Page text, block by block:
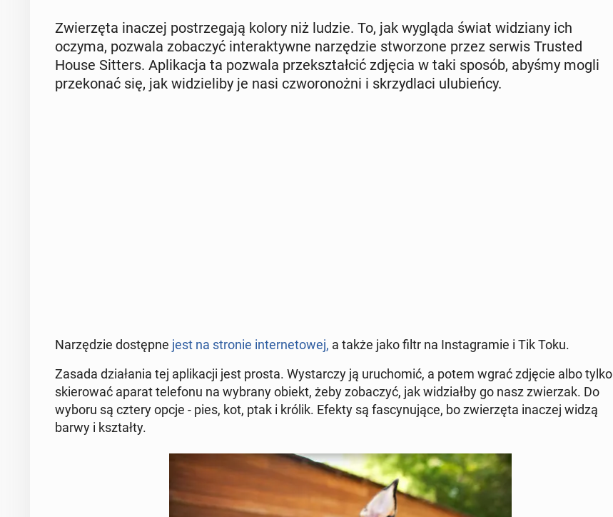
Zwie­rzę­ta inaczej po­strze­ga­ją kolory niż ludzie. To, jak wygląda świat wi­dzia­ny ich
oczyma, pozwala zo­ba­czyć in­te­rak­tyw­ne na­rzę­dzie stwo­rzo­ne przez serwis Trusted
House Sitters. Apli­ka­cja ta pozwala prze­kształ­cić zdjęcia w taki sposób, abyśmy mogli
prze­ko­nać się, jak wi­dzie­li­by je nasi czwo­ro­noż­ni i skrzy­dla­ci ulu­bień­cy.
Na­rzę­dzie do­stęp­ne jest na stronie in­ter­ne­to­wej, a także jako filtr na In­sta­gra­mie i Tik Toku.
Zasada dzia­ła­nia tej apli­ka­cji jest prosta. Wy­star­czy ją uru­cho­mić, a potem wgrać zdjęcie albo tylko
skie­ro­wać aparat te­le­fo­nu na wybrany obiekt, żeby zo­ba­czyć, jak wi­dział­by go nasz zwie­rzak. Do
wyboru są cztery opcje - pies, kot, ptak i królik. Efekty są fa­scy­nu­ją­ce, bo zwie­rzę­ta inaczej widzą
barwy i kształ­ty.